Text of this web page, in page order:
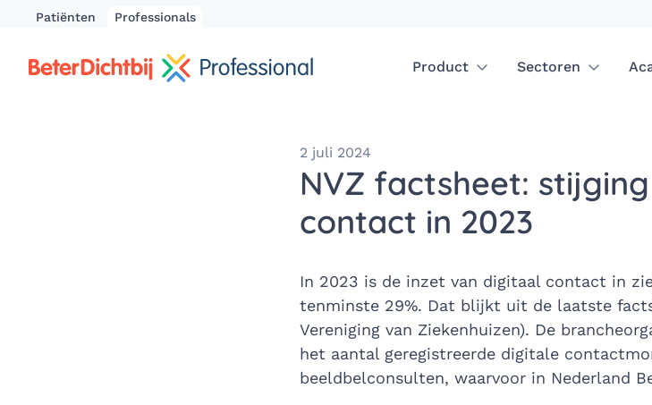
Patiënten Professionals
Product Sectoren
2 juli 2024
NVZ factsheet:
contact in 2023
In 2023 is de inzet van digitaal contact in
tenminste 29%. Dat blijkt uit de laatste
Vereniging van Ziekenhuizen). De
het aantal geregistreerde digitale
beeldbelconsulten, waarvoor in Nederland